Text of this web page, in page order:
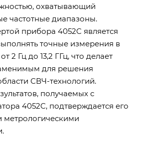
охватывающий
частотные диапазоны.
прибора 4052C является
точные измерения в
2 Гц до 13,2 ГГц, что делает
для решения
СВЧ-технологий.
получаемых с
4052C, подтверждается его
метрологическими